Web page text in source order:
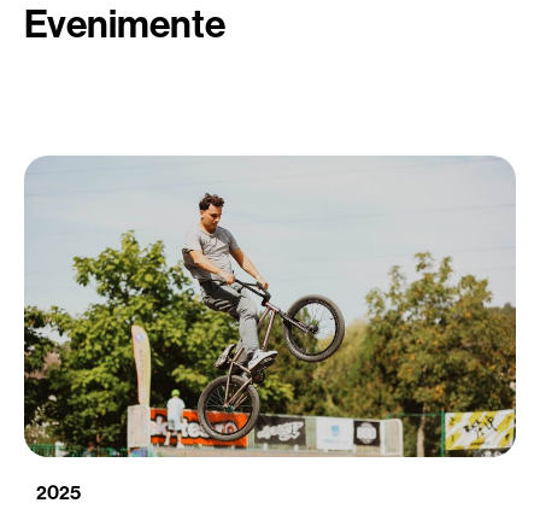
Evenimente
2025